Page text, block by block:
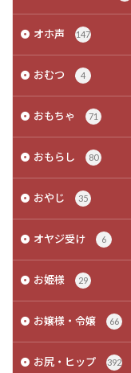
オホ声 147
おむつ 4
おもちゃ 71
おもらし 80
おやじ 35
オヤジ受け 6
お姫様 29
お嬢様・令嬢 66
お尻・ヒップ 392